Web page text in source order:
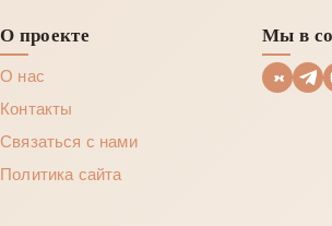
О проекте
О нас
Контакты
Связаться с нами
Политика сайта
Мы в